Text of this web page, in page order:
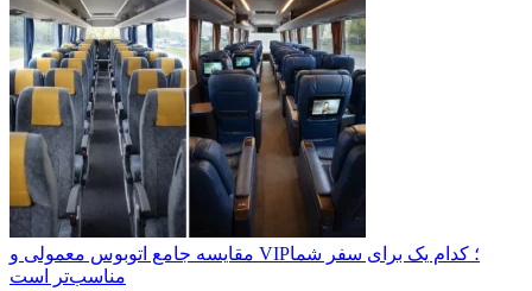
مقایسه جامع اتوبوس معمولی و VIP؛ کدام یک برای سفر شما
مناسب‌تر است